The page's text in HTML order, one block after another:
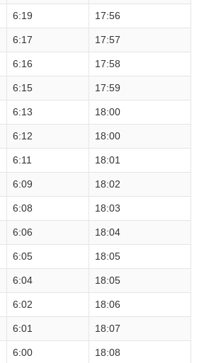
6:19 17:56
6:17 17:57
6:16 17:58
6:15 17:59
6:13 18:00
6:12 18:00
6:11 18:01
6:09 18:02
6:08 18:03
6:06 18:04
6:05 18:05
6:04 18:05
6:02 18:06
6:01 18:07
6:00 18:08